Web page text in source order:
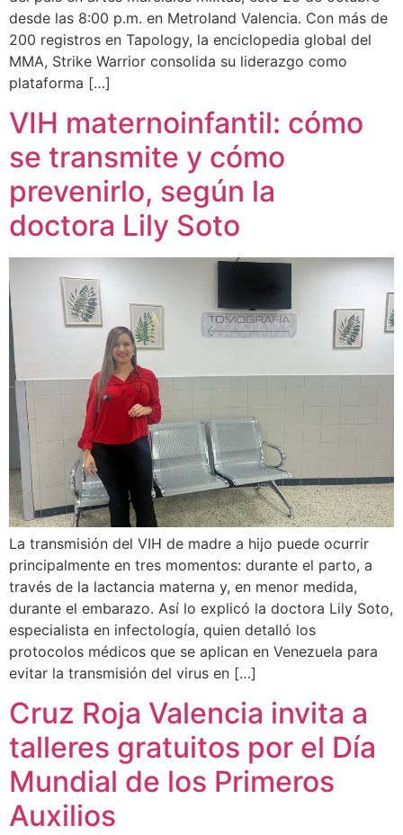
desde las 8:00 p.m. en Metroland Valencia. Con más de
200 registros en Tapology, la enciclopedia global del
MMA, Strike Warrior consolida su liderazgo como
plataforma […]
VIH maternoinfantil: cómo
se transmite y cómo
prevenirlo, según la
doctora Lily Soto
La transmisión del VIH de madre a hijo puede ocurrir
principalmente en tres momentos: durante el parto, a
través de la lactancia materna y, en menor medida,
durante el embarazo. Así lo explicó la doctora Lily Soto,
especialista en infectología, quien detalló los
protocolos médicos que se aplican en Venezuela para
evitar la transmisión del virus en […]
Cruz Roja Valencia invita a
talleres gratuitos por el Día
Mundial de los Primeros
Auxilios